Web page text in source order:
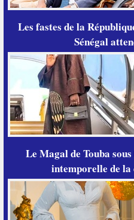
Les fastes de la
Sénégal
Le Magal de Touba
intemporelle de